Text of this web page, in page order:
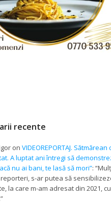
recente
onVIDEOREPORTAJ.
A luptat ani întregi să
nu ai bani, te lasă să mori”: “
s-ar putea să
la care m-am adresat din 2021,
”